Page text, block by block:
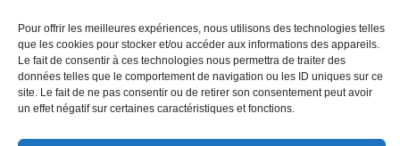
Pour offrir les meilleures expériences, nous utilisons des technologies telles
que les cookies pour stocker et/ou accéder aux informations des appareils.
Le fait de consentir à ces technologies nous permettra de traiter des
données telles que le comportement de navigation ou les ID uniques sur ce
site. Le fait de ne pas consentir ou de retirer son consentement peut avoir
un effet négatif sur certaines caractéristiques et fonctions.
Politique de confidentialité
Mentions légales
Mon compte
Mot de passe perdu
Newsletter Politique de cookies (UE)